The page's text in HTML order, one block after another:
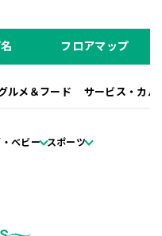
フロアマップ
ルメ＆フード サービス・カル
ベビー スポーツ